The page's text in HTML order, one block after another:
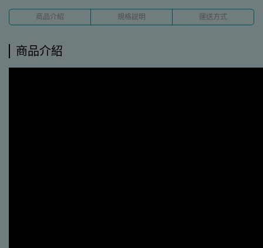
商品介紹 規格說明 運送方式
商品介紹